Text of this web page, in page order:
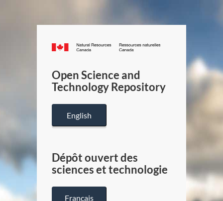
Canada.ca
/
Canada
Open Science and
Technology Repository
English
Dépôt ouvert des
sciences et technologie
Français